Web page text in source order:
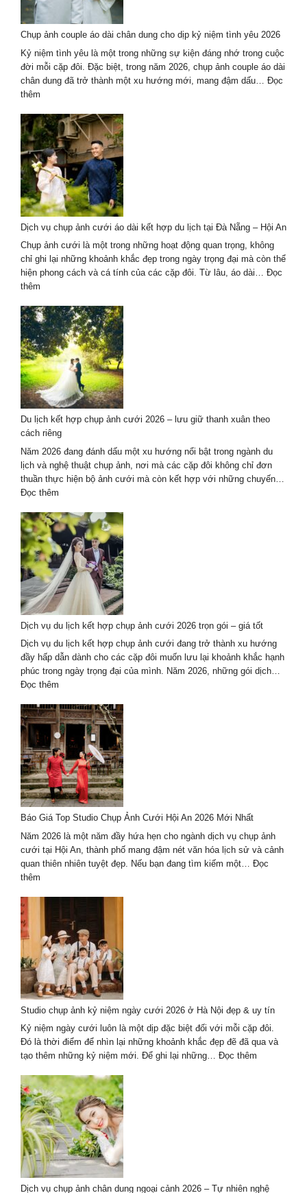
Chí
Minh
–
Trend
Chụp ảnh couple áo dài chân dung cho dịp kỷ niệm tình yêu 2026
Kỷ niệm tình yêu là một trong những sự kiện đáng nhớ trong cuộc
đời mỗi cặp đôi. Đặc biệt, trong năm 2026, chụp ảnh couple áo dài
chân dung đã trở thành một xu hướng mới, mang đậm dấu… Đọc
thêm
ảnh
couple
áo
dài
chân
dung
cho
dịp
kỷ
niệm
tình
yêu
Dịch vụ chụp ảnh cưới áo dài kết hợp du lịch tại Đà Nẵng – Hội An
Chụp ảnh cưới là một trong những hoạt động quan trọng, không
chỉ ghi lại những khoảnh khắc đẹp trong ngày trọng đại mà còn thể
hiện phong cách và cá tính của các cặp đôi. Từ lâu, áo dài… Đọc
thêm
vụ
chụp
ảnh
cưới
áo
dài
kết
hợp
du
lịch
tại
Đà
Nẵng
–
An
Du lịch kết hợp chụp ảnh cưới 2026 – lưu giữ thanh xuân theo
cách riêng
Năm 2026 đang đánh dấu một xu hướng nổi bật trong ngành du
lịch và nghệ thuật chụp ảnh, nơi mà các cặp đôi không chỉ đơn
thuần thực hiện bộ ảnh cưới mà còn kết hợp với những chuyến…
Đọc thêm
lịch
kết
hợp
chụp
ảnh
cưới
2026
–
lưu
giữ
thanh
xuân
riêng
Dịch vụ du lịch kết hợp chụp ảnh cưới 2026 trọn gói – giá tốt
Dịch vụ du lịch kết hợp chụp ảnh cưới đang trở thành xu hướng
đầy hấp dẫn dành cho các cặp đôi muốn lưu lại khoảnh khắc hạnh
phúc trong ngày trọng đại của mình. Năm 2026, những gói dịch…
Đọc thêm
vụ
du
lịch
kết
hợp
chụp
ảnh
cưới
2026
trọn
gói
–
Báo Giá Top Studio Chụp Ảnh Cưới Hội An 2026 Mới Nhất
Năm 2026 là một năm đầy hứa hẹn cho ngành dịch vụ chụp ảnh
cưới tại Hội An, thành phố mang đậm nét văn hóa lịch sử và cảnh
quan thiên nhiên tuyệt đẹp. Nếu bạn đang tìm kiếm một… Đọc
thêm
Studio
Chụp
Ảnh
Cưới
Hội
An
2026
Mới
Nhất
Studio chụp ảnh kỷ niệm ngày cưới 2026 ở Hà Nội đẹp & uy tín
Kỷ niệm ngày cưới luôn là một dịp đặc biệt đối với mỗi cặp đôi.
Đó là thời điểm để nhìn lại những khoảnh khắc đẹp đẽ đã qua và
tạo thêm những kỷ niệm mới. Để ghi lại những… Đọc thêm
Dịch vụ chụp ảnh chân dung ngoại cảnh 2026 – Tự nhiên nghệ